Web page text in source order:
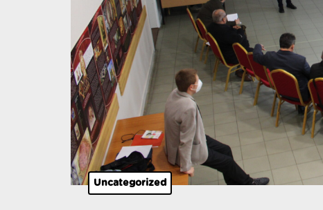
Uncategorized